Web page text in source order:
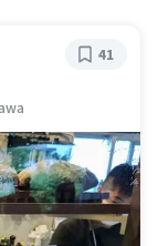
41